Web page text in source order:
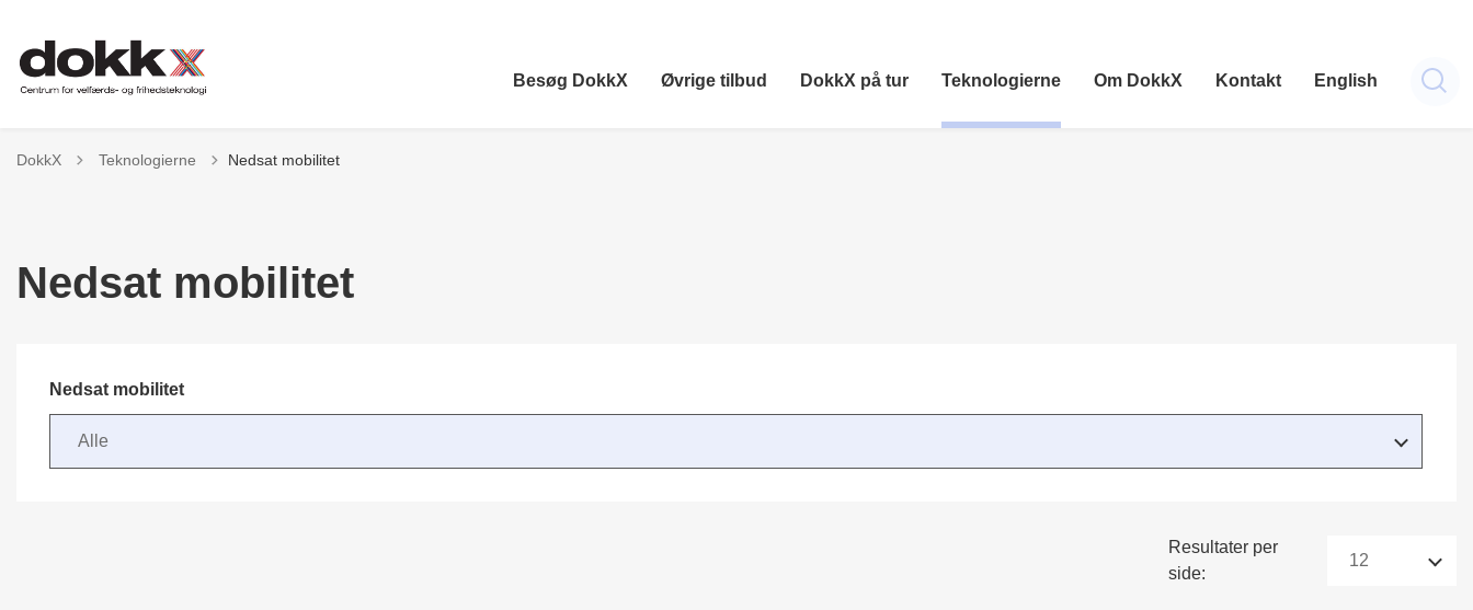
Besøg DokkX Øvrige tilbud DokkX på tur Teknologierne Om DokkX Kontakt English
DokkX Tilbage til
Teknologierne Nedsat mobilitet
Nedsat mobilitet
Nedsat mobilitet
Resultater per
side: